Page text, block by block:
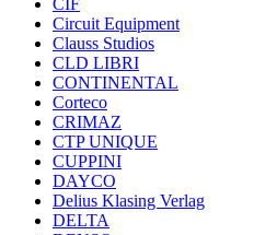
CIF
Circuit Equipment
Clauss Studios
CLD LIBRI
CONTINENTAL
Corteco
CRIMAZ
CTP UNIQUE
CUPPINI
DAYCO
Delius Klasing Verlag
DELTA